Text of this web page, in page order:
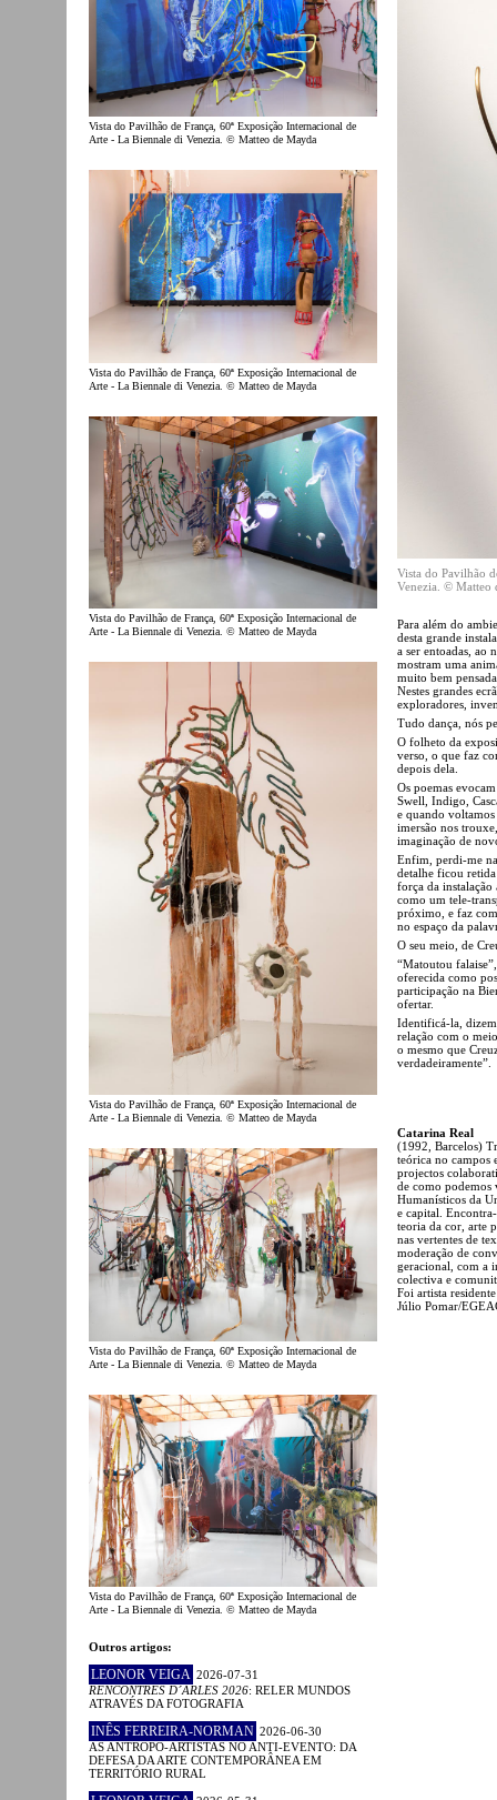
Vista do Pavilhão de França, 60ª Exposição Internacional de
Arte - La Biennale di Venezia. © Matteo de Mayda
Vista do Pavilhão de França, 60ª Exposição Internacional de
Arte - La Biennale di Venezia. © Matteo de Mayda
Vista do Pavilhão de França, 60ª Exposição Internacional de
Arte - La Biennale di Venezia. © Matteo de Mayda
Vista do Pavilhão de França, 60ª Exposição Internacional de
Arte - La Biennale di Venezia. © Matteo de Mayda
Vista do Pavilhão de França, 60ª Exposição Internacional de
Arte - La Biennale di Venezia. © Matteo de Mayda
Vista do Pavilhão de França, 60ª Exposição Internacional de
Arte - La Biennale di Venezia. © Matteo de Mayda
Outros artigos:
LEONOR VEIGA 2026-07-31
RENCONTRES D´ARLES 2026: RELER MUNDOS
ATRAVÉS DA FOTOGRAFIA
INÊS FERREIRA-NORMAN 2026-06-30
AS ANTROPO-ARTISTAS NO ANTI-EVENTO: DA
DEFESA DA ARTE CONTEMPORÂNEA EM
TERRITÓRIO RURAL
Vista do Pavilhão
Venezia. © Matteo
Para além do
desta grande
a ser entoadas, ao
mostram uma
muito bem
Nestes grandes
exploradores,
Tudo dança, nós
O folheto da
verso, o que faz
depois dela.
Os poemas
Swell, Indigo,
e quando voltamos
imersão nos
imaginação de
Enfim, perdi-me
detalhe ficou retida
força da instalação
como um tele-
próximo, e faz
no espaço da
O seu meio, de
“Matoutou
oferecida como
participação na
ofertar.
Identificá-la,
relação com o
o mesmo que
verdadeiramente”.
Catarina Real
(1992, Barcelos)
teórica no campos
projectos
de como podemos
Humanísticos da
e capital.
teoria da cor, arte
nas vertentes de
moderação de
geracional, com a
colectiva e
Foi artista
Júlio Pomar/